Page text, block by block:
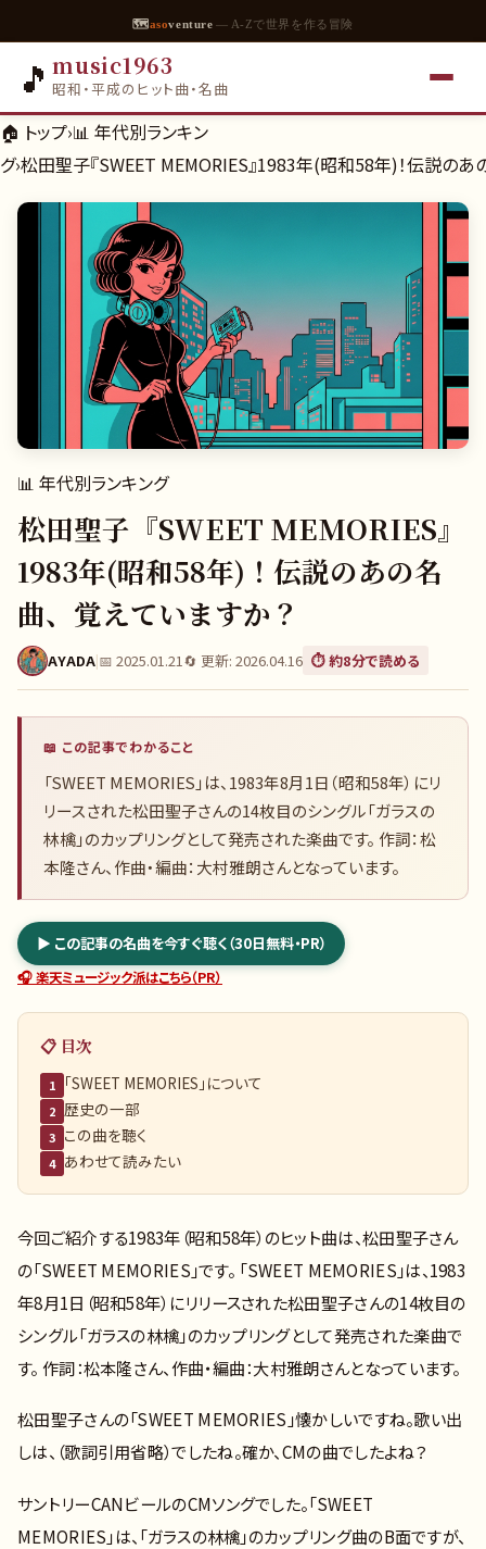
🗺asoventure — A-Zで世界を作る冒険
🎵 music1963
昭和・平成のヒット曲・名曲
🏠 トップ›📊 年代別ランキン
グ›松田聖子『SWEET MEMORIES』1983年(昭和58年)！伝説のあ
📊 年代別ランキング
松田聖子『SWEET MEMORIES』
1983年(昭和58年)！伝説のあの名
曲、覚えていますか？
AYADA|📅 2025.01.21 🔄 更新: 2026.04.16 ⏱️ 約8分で読める
📖 この記事でわかること
「SWEET MEMORIES」は、1983年8月1日（昭和58年）にリ
リースされた松田聖子さんの14枚目のシングル「ガラスの
林檎」のカップリングとして発売された楽曲です。 作詞：松
本隆さん、作曲・編曲：大村雅朗さんとなっています。
▶ この記事の名曲を今すぐ聴く（30日無料・PR）
🎧 楽天ミュージック派はこちら（PR）
📋 目次
1 「SWEET MEMORIES」について
2 歴史の一部
3 この曲を聴く
4 あわせて読みたい
今回ご紹介する1983年（昭和58年）のヒット曲は、松田聖子さん
の「SWEET MEMORIES」です。 「SWEET MEMORIES」は、1983
年8月1日（昭和58年）にリリースされた松田聖子さんの14枚目の
シングル「ガラスの林檎」のカップリングとして発売された楽曲で
す。 作詞：松本隆さん、作曲・編曲：大村雅朗さんとなっています。
松田聖子さんの「SWEET MEMORIES」懐かしいですね。歌い出
しは、（歌詞引用省略）でしたね。確か、CMの曲でしたよね？
サントリーCANビールのCMソングでした。「SWEET
MEMORIES」は、「ガラスの林檎」のカップリング曲のB面ですが、